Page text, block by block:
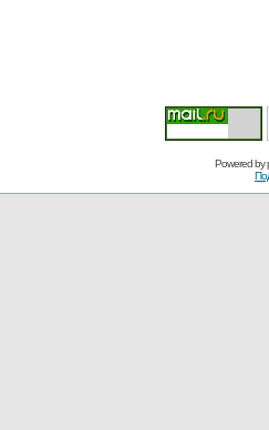
Powered by